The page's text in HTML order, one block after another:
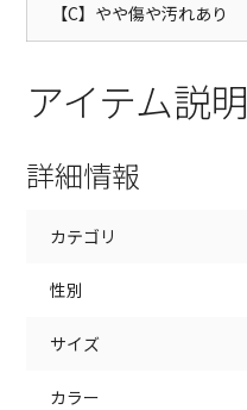
【C】やや傷や汚れあり
アイテム説明
詳細情報
カテゴリ
性別
サイズ
カラー